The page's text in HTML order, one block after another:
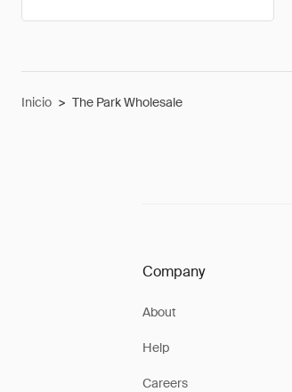
Inicio > The Park Wholesale
Company
About
Help
Careers